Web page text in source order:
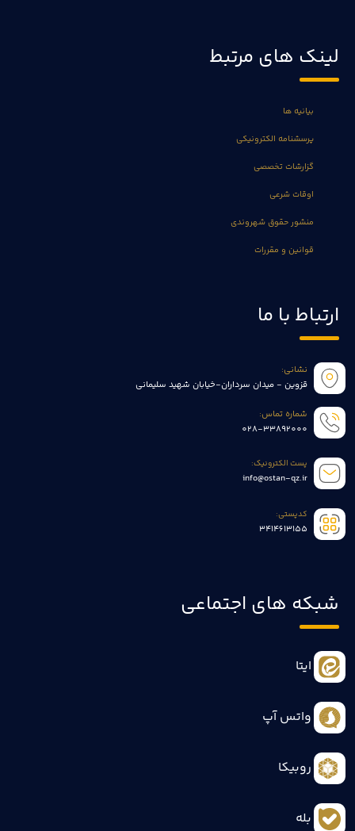
لینک های مرتبط
بیانیه ها
پرسشنامه الکترونیکی
گزارشات تخصصی
اوقات شرعی
منشور حقوق شهروندی
قوانین و مقررات
ارتباط با ما
نشانی:
قزوین - میدان سرداران-خیابان شهید سلیمانی
شماره تماس:
028-33892000
پست الکترونیک:
info@ostan-qz.ir
کدپستی:
3414613155
شبکه های اجتماعی
ایتا
واتس آپ
روبیکا
بله